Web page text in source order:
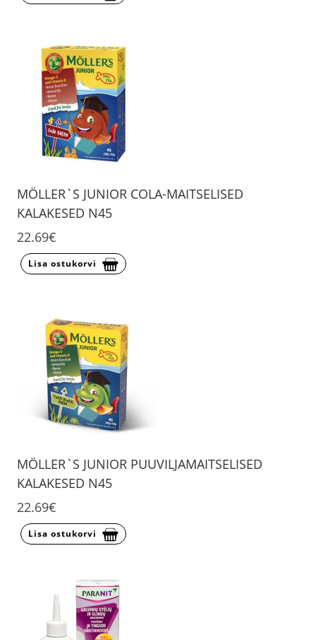
MÖLLER`S JUNIOR COLA-MAITSELISED
KALAKESED N45
22.69€
Lisa ostukorvi
MÖLLER`S JUNIOR PUUVILJAMAITSELISED
KALAKESED N45
22.69€
Lisa ostukorvi